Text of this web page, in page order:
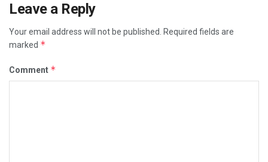
Leave a Reply
Your email address will not be published.
Required fields are
marked *
Comment *